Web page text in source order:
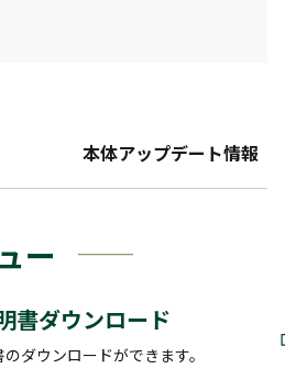
本体アップデート情報
ー
書ダウンロード
ダウンロードができます。